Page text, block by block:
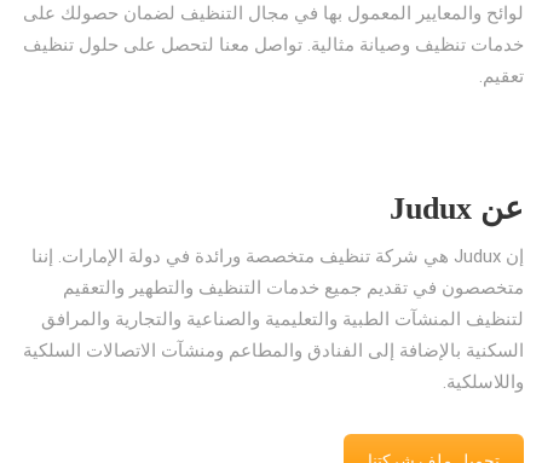
لوائح والمعايير المعمول بها في مجال التنظيف لضمان حصولك على
خدمات تنظيف وصيانة مثالية. تواصل معنا لتحصل على حلول تنظيف
تعقيم.
عن Judux
إن Judux هي شركة تنظيف متخصصة ورائدة في دولة الإمارات. إننا
متخصصون في تقديم جميع خدمات التنظيف والتطهير والتعقيم
لتنظيف المنشآت الطبية والتعليمية والصناعية والتجارية والمرافق
السكنية بالإضافة إلى الفنادق والمطاعم ومنشآت الاتصالات السلكية
واللاسلكية.